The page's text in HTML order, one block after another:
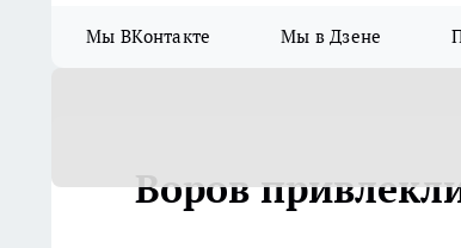
Мы ВКонтакте Мы в Дзене
Воров